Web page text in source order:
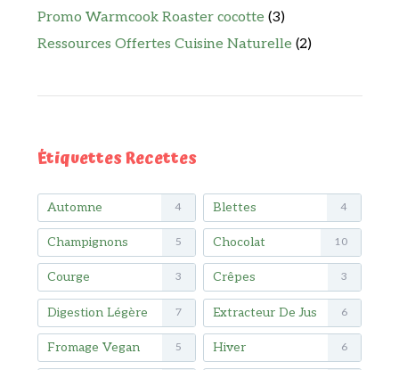
Promo Warmcook Roaster cocotte (3)
Ressources Offertes Cuisine Naturelle (2)
Étiquettes Recettes
Automne 4 Blettes 4
Champignons 5 Chocolat 10
Courge 3 Crêpes 3
Digestion Légère 7 Extracteur De Jus 6
Fromage Vegan 5 Hiver 6